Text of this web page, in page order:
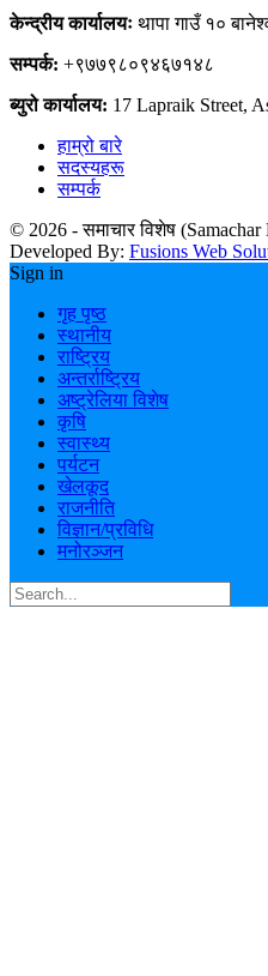
केन्द्रीय कार्यालयः थापा गाउँ १०
सम्पर्क: +९७७९८०९४६७१४८
ब्युरो कार्यालय: 17 Lapraik Street,
हाम्रो बारे
सदस्यहरू
सम्पर्क
© 2026 - समाचार विशेष
Developed By: Fusions Web
Sign in
गृह पृष्ठ
स्थानीय
राष्ट्रिय
अन्तर्राष्ट्रिय
अष्ट्रेलिया विशेष
कृषि
स्वास्थ्य
पर्यटन
खेलकूद
राजनीति
विज्ञान/प्रविधि
मनोरञ्जन